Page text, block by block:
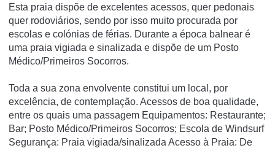
Esta praia dispõe de excelentes acessos, quer pedonais
quer rodoviários, sendo por isso muito procurada por
escolas e colónias de férias. Durante a época balnear é
uma praia vigiada e sinalizada e dispõe de um Posto
Médico/Primeiros Socorros.
Toda a sua zona envolvente constitui um local, por
excelência, de contemplação. Acessos de boa qualidade,
entre os quais uma passagem Equipamentos: Restaurante;
Bar; Posto Médico/Primeiros Socorros; Escola de Windsurf
Segurança: Praia vigiada/sinalizada Acesso à Praia: De